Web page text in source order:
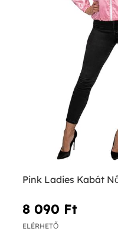
Pink Ladies Kabát
8 090 Ft‎
ELÉRHETŐ